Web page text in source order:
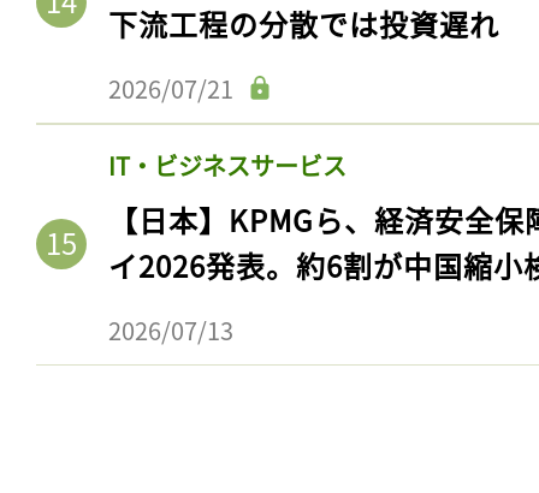
下流工程の分散では投資遅れ
2026/07/21
IT・ビジネスサービス
【日本】KPMGら、経済安全
イ2026発表。約6割が中国縮小
2026/07/13